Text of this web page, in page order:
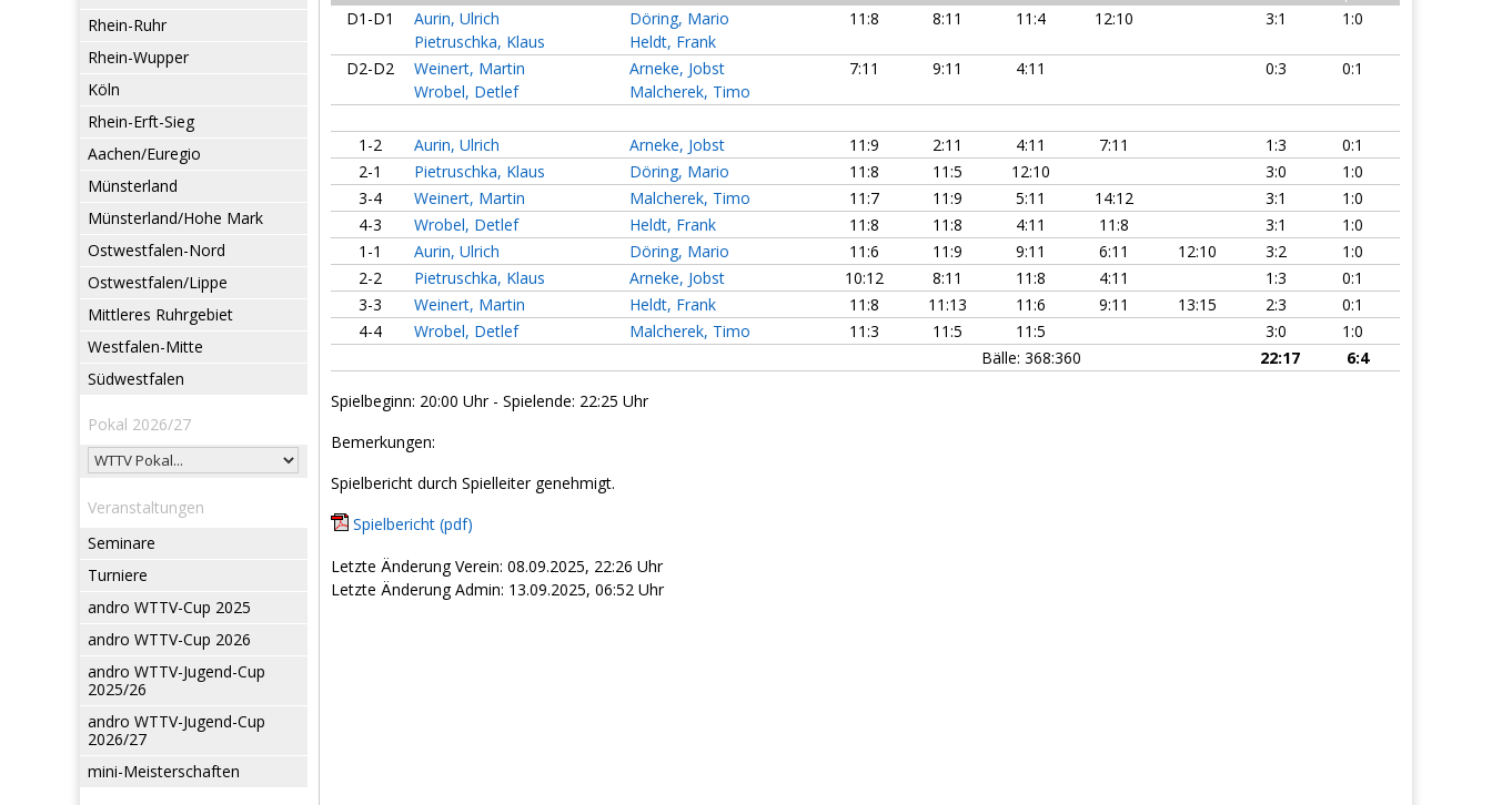
Rhein-Ruhr
Rhein-Wupper
Köln
Rhein-Erft-Sieg
Aachen/Euregio
Münsterland
Münsterland/Hohe Mark
Ostwestfalen-Nord
Ostwestfalen/Lippe
Mittleres Ruhrgebiet
Westfalen-Mitte
Südwestfalen
Pokal 2026/27
Veranstaltungen
Seminare
Turniere
andro WTTV-Cup 2025
andro WTTV-Cup 2026
andro WTTV-Jugend-Cup
2025/26
andro WTTV-Jugend-Cup
2026/27
mini-Meisterschaften
D1-D1
Aurin, Ulrich
Pietruschka, Klaus
Döring, Mario
Heldt, Frank
11:8 8:11 11:4 12:10 3:1 1:0
D2-D2
Weinert, Martin
Wrobel, Detlef
Arneke, Jobst
Malcherek, Timo
7:11 9:11 4:11 0:3 0:1
1-2 Aurin, Ulrich Arneke, Jobst 11:9 2:11 4:11 7:11 1:3
0:1
2-1
Pietruschka, Klaus Döring, Mario 11:8 11:5 12:10 3:0
1:0
3-4
Weinert, Martin Malcherek, Timo 11:7 11:9 5:11 14:12 3:1
1:0
4-3
Wrobel, Detlef Heldt, Frank 11:8 11:8 4:11 11:8 3:1
1:0
1-1
Aurin, Ulrich Döring, Mario 11:6 11:9 9:11 6:11 12:10 3:2
1:0
2-2
Pietruschka, Klaus Arneke, Jobst 10:12 8:11 11:8 4:11 1:3
0:1
3-3
Weinert, Martin Heldt, Frank 11:8 11:13 11:6 9:11 13:15 2:3
0:1
4-4
Wrobel, Detlef Malcherek, Timo 11:3 11:5 11:5 3:0
1:0
Bälle: 368:360
22:17 6:4
Spielbeginn: 20:00 Uhr - Spielende: 22:25 Uhr
Bemerkungen:
Spielbericht durch Spielleiter genehmigt.
Spielbericht (pdf)
Letzte Änderung Verein: 08.09.2025, 22:26 Uhr
Letzte Änderung Admin: 13.09.2025, 06:52 Uhr